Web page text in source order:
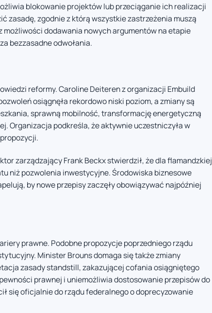
blokowanie projektów lub przeciąganie ich realizacji
zasadę, zgodnie z którą wszystkie zastrzeżenia muszą
możliwości dodawania nowych argumentów na etapie
bezzasadne odwołania.
reformy. Caroline Deiteren z organizacji Embuild
osiągnęła rekordowo niski poziom, a zmiany są
sprawną mobilność, transformację energetyczną
Organizacja podkreśla, że aktywnie uczestniczyła w
zarządzający Frank Beckx stwierdził, że dla flamandzkiej
niż pozwolenia inwestycyjne. Środowiska biznesowe
by nowe przepisy zaczęły obowiązywać najpóźniej
prawne. Podobne propozycje poprzedniego rządu
Minister Brouns domaga się także zmiany
zasady standstill, zakazującej cofania osiągniętego
prawnej i uniemożliwia dostosowanie przepisów do
się oficjalnie do rządu federalnego o doprecyzowanie